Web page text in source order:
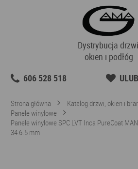
Dystrybucja
okien i podłóg
606 528 518
Strona główna
Katalog drzwi, okien i
Panele winylowe
Panele winylowe SPC LVT Inca PureCoat
34 6.5 mm